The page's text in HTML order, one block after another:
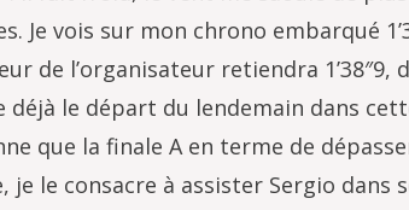
Je vois sur mon chrono embarqué
de l’organisateur retiendra 1’38″9,
déjà le départ du lendemain dans
que la finale A en terme de
je le consacre à assister Sergio dans